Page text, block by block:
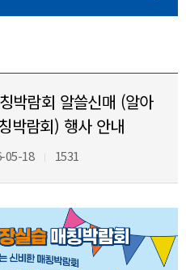
박람회 알쓸신매 (알아
박람회) 행사 안내
05-18 1531